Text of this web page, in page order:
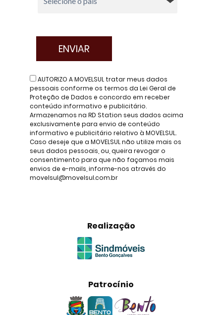
AUTORIZO A MOVELSUL tratar meus dados
pessoais conforme os termos da Lei Geral de
Proteção de Dados e concordo em receber
conteúdo informativo e publicitário.
Armazenamos na RD Station seus dados acima
exclusivamente para envio de conteúdo
informativo e publicitário relativo à MOVELSUL.
Caso deseje que a MOVELSUL não utilize mais os
seus dados pessoais, ou, queira revogar o
consentimento para que não façamos mais
envios de e-mails, informe-nos através do
movelsul@movelsul.com.br
Realização
Patrocínio